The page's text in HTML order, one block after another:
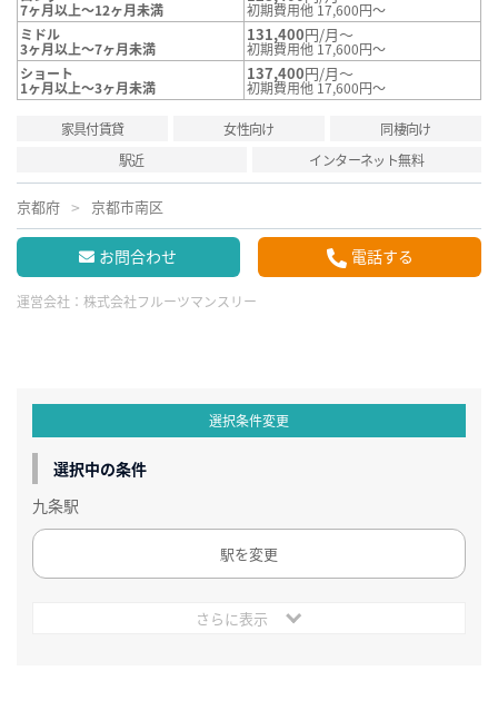
7ヶ月以上～12ヶ月未満
初期費用他 17,600円～
ミドル
3ヶ月以上～7ヶ月未満
131,400円/月～
初期費用他 17,600円～
ショート
1ヶ月以上～3ヶ月未満
137,400円/月～
初期費用他 17,600円～
家具付賃貸 女性向け
同棲向け
駅近
インターネット無料
京都府 京都市南区
お問合わせ 電話する
運営会社： 株式会社フルーツマンスリー
選択条件変更
選択中の条件
九条駅
駅を変更
さらに表示